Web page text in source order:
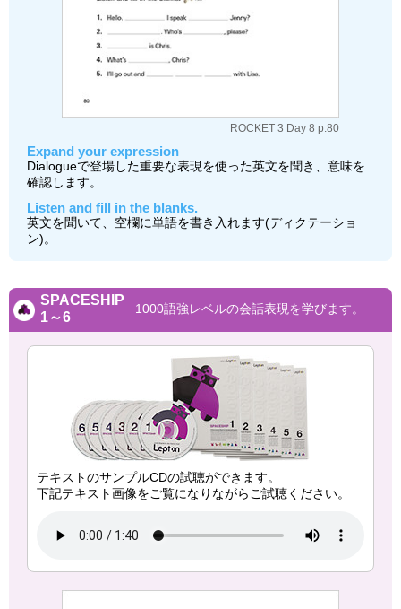
ROCKET 3 Day 8 p.80
Expand your expression
Dialogueで登場した重要な表現を使った英文を聞き、意味を
確認します。
Listen and fill in the blanks.
英文を聞いて、空欄に単語を書き入れます(ディクテーショ
ン)。
SPACESHIP
1～6
1000語強レベルの会話表現を学びます。
テキストのサンプルCDの試聴ができます。
下記テキスト画像をご覧になりながらご試聴ください。